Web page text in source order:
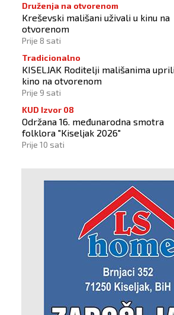
Druženja na otvorenom
Kreševski mališani uživali u kinu na
otvorenom
Prije 8 sati
Tradicionalno
KISELJAK Roditelji mališanima
kino na otvorenom
Prije 9 sati
KUD Izvor 08
Održana 16. međunarodna smotra
folklora "Kiseljak 2026"
Prije 10 sati